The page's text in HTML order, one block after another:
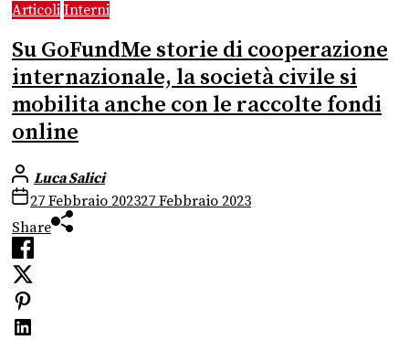
Articoli Interni
Su GoFundMe storie di cooperazione
internazionale, la società civile si
mobilita anche con le raccolte fondi
online
Luca Salici
27 Febbraio 202327 Febbraio 2023
Share